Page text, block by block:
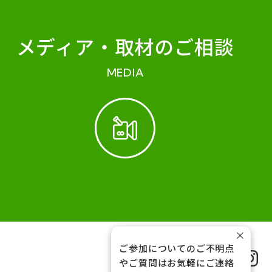
メディア・ 取材のご相談
MEDIA
FOLLOW US
ご参加についてのご不明点
やご質問はお気軽にご連絡
×